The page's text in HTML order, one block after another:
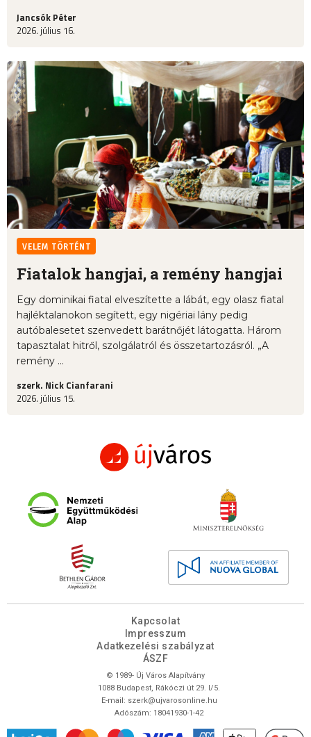
Jancsók Péter
2026. július 16.
VELEM TÖRTÉNT
Fiatalok hangjai, a remény hangjai
Egy dominikai fiatal elveszítette a lábát, egy olasz fiatal
hajléktalanokon segített, egy nigériai lány pedig
autóbalesetet szenvedett barátnőjét látogatta. Három
tapasztalat hitről, szolgálatról és összetartozásról. „A
remény ...
szerk. Nick Cianfarani
2026. július 15.
Kapcsolat
Impresszum
Adatkezelési szabályzat
ÁSZF
© 1989- Új Város Alapítvány
1088 Budapest, Rákóczi út 29. I/5.
E-mail: szerk@ujvarosonline.hu
Adószám: 18041930-1-42